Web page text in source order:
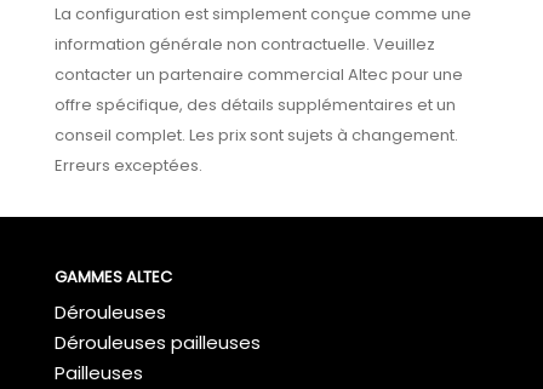
La configuration est simplement conçue comme une
information générale non contractuelle. Veuillez
contacter un partenaire commercial Altec pour une
offre spécifique, des détails supplémentaires et un
conseil complet. Les prix sont sujets à changement.
Erreurs exceptées.
GAMMES ALTEC
Dérouleuses
Dérouleuses pailleuses
Pailleuses